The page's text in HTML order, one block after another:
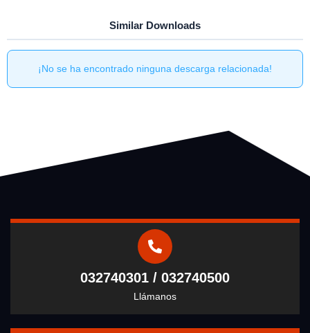
Similar Downloads
¡No se ha encontrado ninguna descarga relacionada!
032740301 / 032740500
Llámanos